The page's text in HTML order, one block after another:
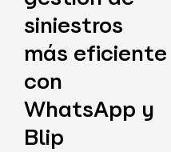
siniestros
más eficiente
con
WhatsApp y
Blip